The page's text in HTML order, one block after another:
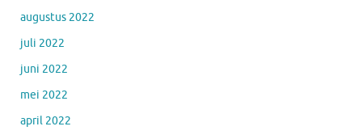
augustus 2022
juli 2022
juni 2022
mei 2022
april 2022